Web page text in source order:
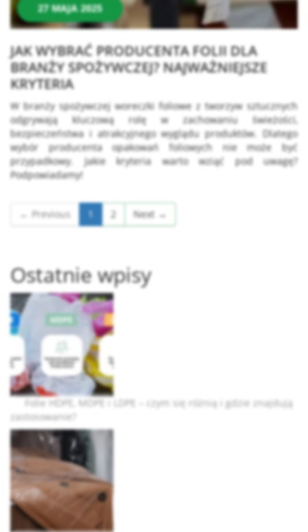
27 MAJA 2025
JAK WYBRAĆ PRODUCENTA FOLII DLA
BRANŻY SPOŻYWCZEJ? NAJWAŻNIEJSZE
KRYTERIA
W branży spożywczej woreczki foliowe z tworzyw sztucznych
odgrywają kluczową rolę w zachowaniu świeżości,
bezpieczeństwa i atrakcyjnego wyglądu produktów. Dlatego
wybór producenta opakowań foliowych nie może być
przypadkowy. Jakie kryteria warto wziąć pod uwagę?
Podpowiadamy!
← Previous 1 2 Next →
Ostatnie wpisy
Folie HDPE, MDPE i LDPE – czym się różnią i gdzie znajdują
zastosowanie?